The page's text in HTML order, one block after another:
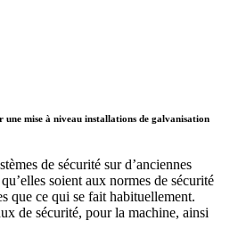
une mise à niveau installations de galvanisation
de sécurité sur d’anciennes
soient aux normes de sécurité
que ce qui se fait habituellement.
de sécurité, pour la machine, ainsi